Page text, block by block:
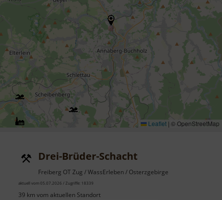
Leaflet | © OpenStreetMap
Drei-Brüder-Schacht
Freiberg OT Zug / WassErleben / Osterzgebirge
aktuell vom 05.07.2026 / Zugriffe: 18339
39 km vom aktuellen Standort